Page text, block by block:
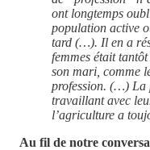
ont longtemps
population active
tard (…). Il en a
femmes était
son mari, comme
profession. (…) La
travaillant avec
l’agriculture a
Au fil de notre